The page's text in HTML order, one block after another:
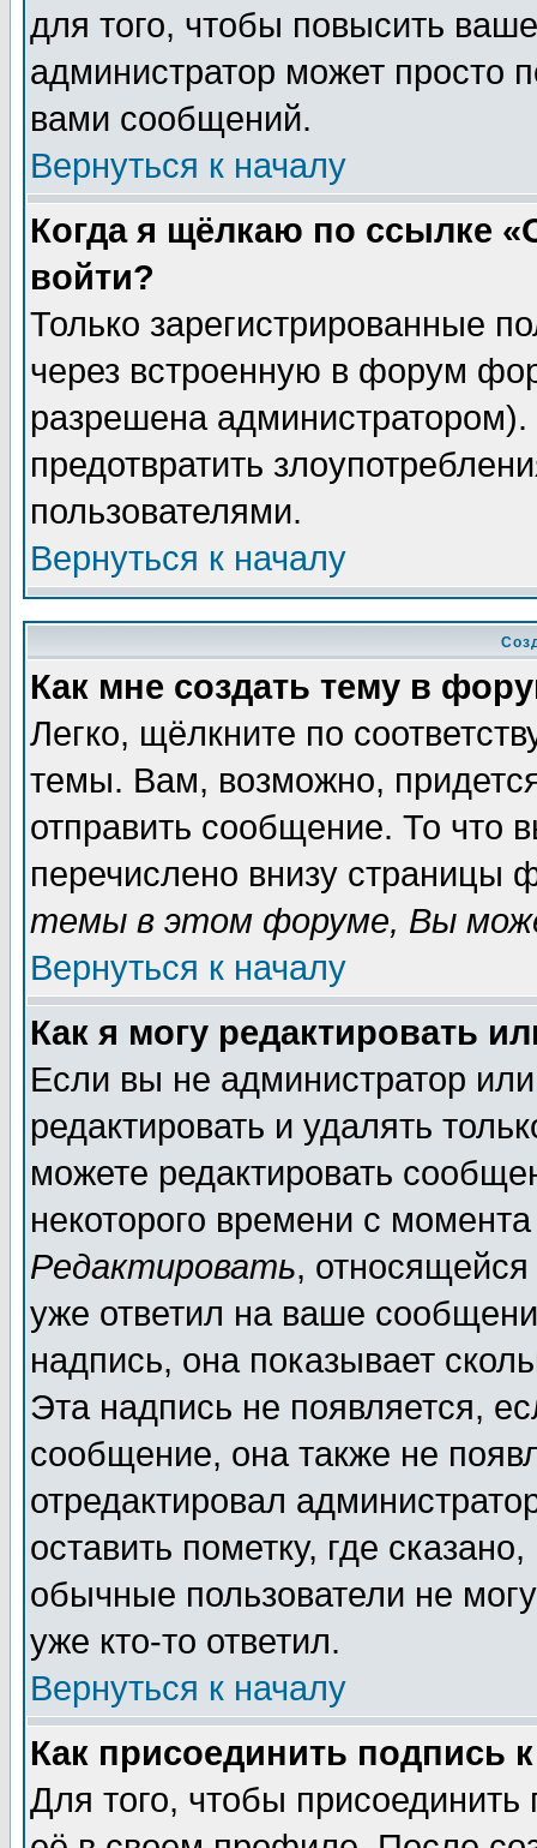
для того, чтобы повысить
администратор может просто
вами сообщений.
Вернуться к началу
Когда я щёлкаю по ссылке
войти?
Только зарегистрированные
через встроенную в форум
разрешена
предотвратить
пользователями.
Вернуться к началу
Как мне создать тему в
Легко, щёлкните по
темы. Вам, возможно,
отправить сообщение. То что
перечислено внизу страницы
темы в этом форуме, Вы
Вернуться к началу
Как я могу редактировать
Если вы не администратор
редактировать и удалять
можете редактировать
некоторого времени с
Редактировать,
уже ответил на ваше
надпись, она показывает
Эта надпись не появляется,
сообщение, она также не
отредактировал
оставить пометку, где
обычные пользователи не
уже кто-то ответил.
Вернуться к началу
Как присоединить подпись
Для того, чтобы